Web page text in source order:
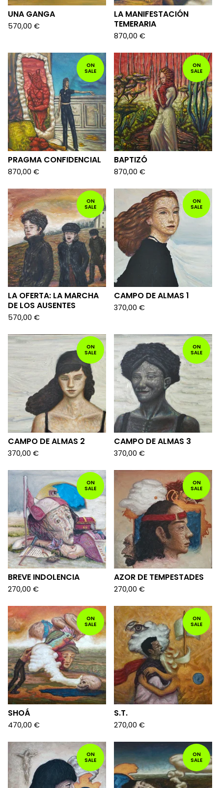
UNA GANGA
570,00 €
LA MANIFESTACIÓN
TEMERARIA
870,00 €
ON
SALE
PRAGMA CONFIDENCIAL
870,00 €
ON
SALE
BAPTIZÓ
870,00 €
ON
SALE
LA OFERTA: LA MARCHA
DE LOS AUSENTES
570,00 €
ON
SALE
CAMPO DE ALMAS 1
370,00 €
ON
SALE
CAMPO DE ALMAS 2
370,00 €
ON
SALE
CAMPO DE ALMAS 3
370,00 €
ON
SALE
BREVE INDOLENCIA
270,00 €
ON
SALE
AZOR DE TEMPESTADES
270,00 €
ON
SALE
SHOÁ
470,00 €
ON
SALE
S.T.
270,00 €
ON
SALE
ON
SALE